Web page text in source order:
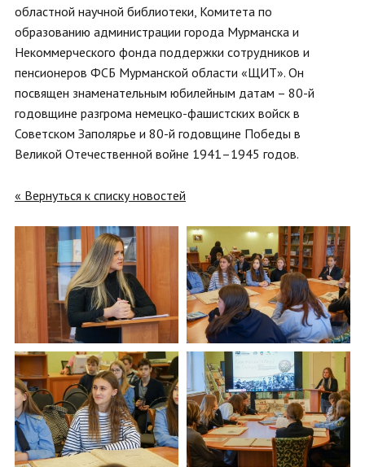
областной научной библиотеки, Комитета по
образованию администрации города Мурманска и
Некоммерческого фонда поддержки сотрудников и
пенсионеров ФСБ Мурманской области «ЩИТ». Он
посвящен знаменательным юбилейным датам – 80-й
годовщине разгрома немецко-фашистских войск в
Советском Заполярье и 80-й годовщине Победы в
Великой Отечественной войне 1941–1945 годов.
« Вернуться к списку новостей